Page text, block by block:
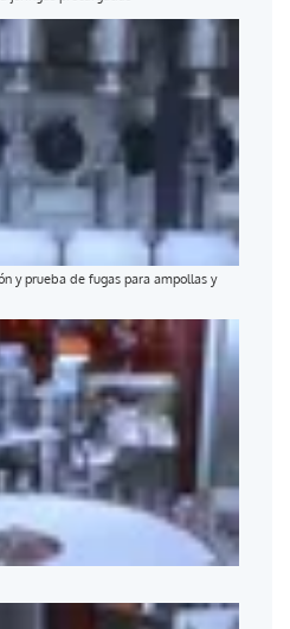
y prueba de fugas para ampollas y